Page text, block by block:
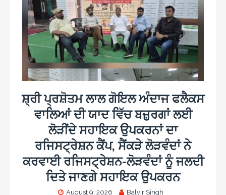
ਸ਼੍ਰੀ ਪ੍ਰਸ਼ੋਤਮ ਲਾਲ ਗੋਇਲ ਅੰਦਾਜ ਫਲੈਕਸ
ਵਾਲਿਆਂ ਦੀ ਯਾਦ ਵਿੱਚ ਬਜ਼ੁਰਗਾਂ ਲਈ
ਲੋੜੀਂਦੇ ਸਹਾਇਕ ਉਪਕਰਨਾਂ ਦਾ
ਰਜਿਸਟ੍ਰੇਸ਼ਨ ਕੈਂਪ, ਸੈਂਕੜੇ ਲੋੜਵੰਦਾਂ ਨੇ
ਕਰਵਾਈ ਰਜਿਸਟ੍ਰੇਸ਼ਨ-ਲੋੜਵੰਦਾਂ ਨੂੰ ਜਲਦੀ
ਦਿਤੇ ਜਾਣਗੇ ਸਹਾਇਕ ਉਪਕਰਨ
August 9, 2026 Balvir Singh